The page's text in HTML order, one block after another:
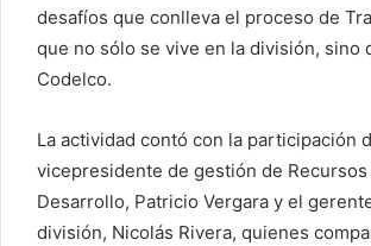
desafíos que conlleva el proceso de
que no sólo se vive en la división, sino
Codelco.
La actividad contó con la participación
vicepresidente de gestión de
Desarrollo, Patricio Vergara y el
división, Nicolás Rivera, quienes